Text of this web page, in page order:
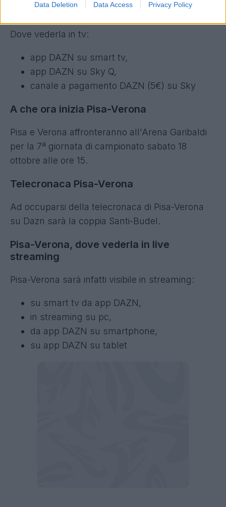
Data Deletion Data Access Privacy Policy
per chi volesse vederla col decoder satellitare.
Dove vederla in tv:
app DAZN su smart tv,
app DAZN su Sky Q,
canale a pagamento DAZN (5€) su Sky
A che ora inizia Pisa-Verona
Pisa e Verona affronteranno all'Arena Garibaldi
per la 7ª giornata di campionato sabato 18
ottobre alle ore 15.
Telecronaca Pisa-Verona
Ad occuparsi della telecronaca di Pisa-Verona
su Dazn sarà la coppia Santi-Budel.
Pisa-Verona, dove vederla in live
streaming
Pisa-Verona sarà infatti visibile in streaming:
su smart tv da app DAZN,
in streaming su pc,
da app DAZN su smartphone,
su app DAZN su tablet